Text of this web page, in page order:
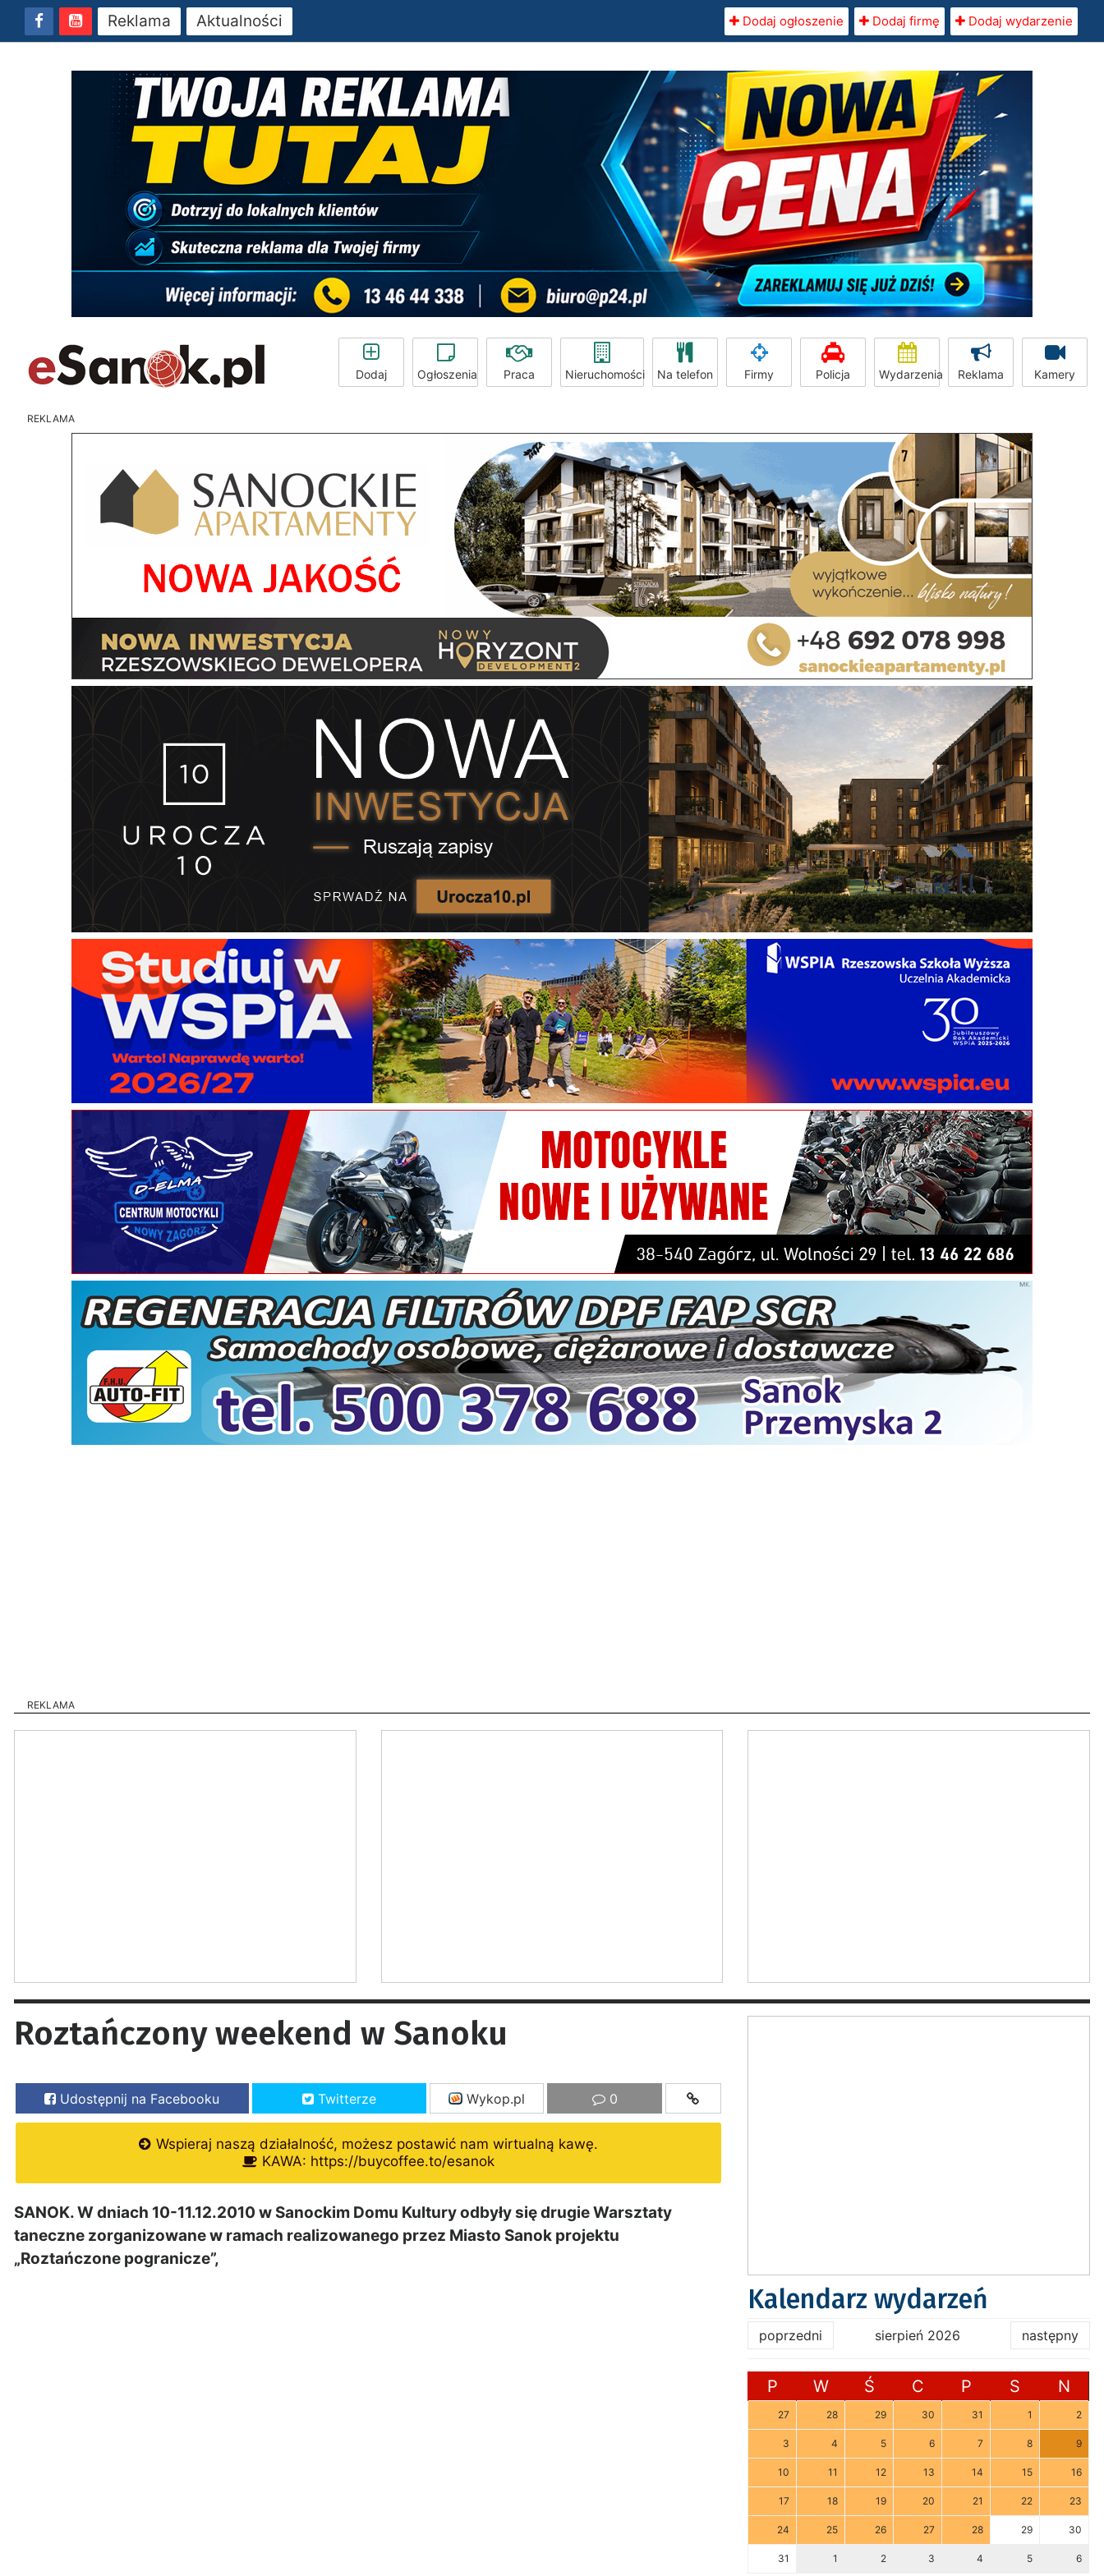
Reklama Aktualności Dodaj ogłoszenie Dodaj firmę Dodaj wydarzenie
Dodaj Ogłoszenia Praca Nieruchomości Na telefon Firmy Policja Wydarzenia Reklama Kamery
REKLAMA
REKLAMA
Roztańczony weekend w Sanoku
Udostępnij na Facebooku Twitterze Wykop.pl 0
Wspieraj naszą działalność, możesz postawić nam wirtualną kawę.
KAWA: https://buycoffee.to/esanok
SANOK. W dniach 10-11.12.2010 w Sanockim Domu Kultury odbyły się drugie Warsztaty
taneczne zorganizowane w ramach realizowanego przez Miasto Sanok projektu
„Roztańczone pogranicze”,
Kalendarz wydarzeń
poprzedni sierpień 2026 następny
P W Ś C P S N
27 28 29 30 31 1 2
3 4 5 6 7 8 9
10 11 12 13 14 15 16
17 18 19 20 21 22 23
24 25 26 27 28 29 30
31 1 2 3 4 5 6